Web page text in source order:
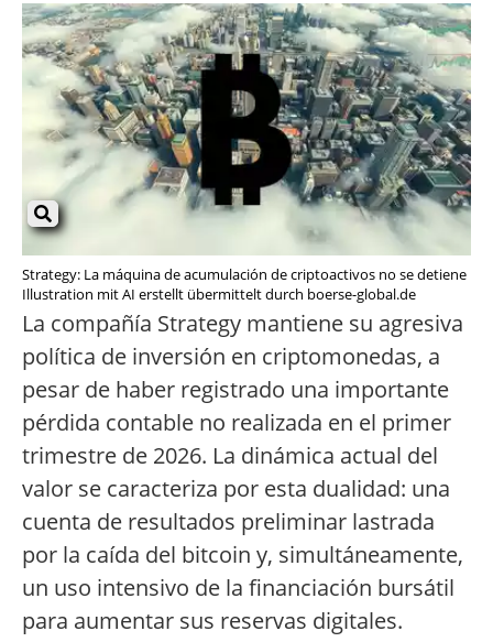
Strategy: La máquina de acumulación de criptoactivos no se detiene
Illustration mit AI erstellt übermittelt durch boerse-global.de
La compañía Strategy mantiene su agresiva
política de inversión en criptomonedas, a
pesar de haber registrado una importante
pérdida contable no realizada en el primer
trimestre de 2026. La dinámica actual del
valor se caracteriza por esta dualidad: una
cuenta de resultados preliminar lastrada
por la caída del bitcoin y, simultáneamente,
un uso intensivo de la financiación bursátil
para aumentar sus reservas digitales.